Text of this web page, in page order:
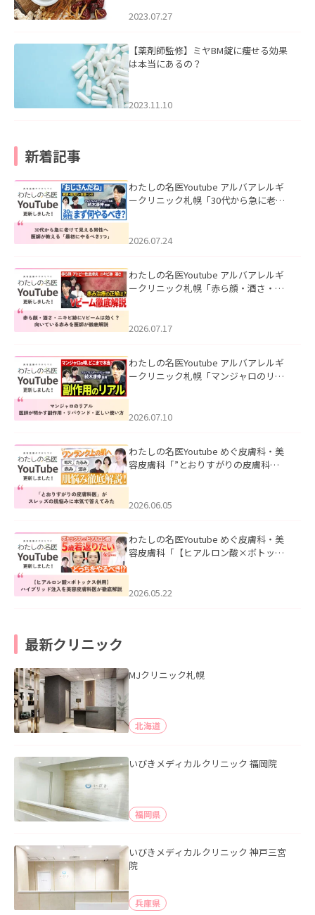
2023.07.27
【薬剤師監修】ミヤBM錠に痩せる効果
は本当にあるの？
2023.11.10
新着記事
わたしの名医Youtube アルバアレルギ
ークリニック札幌「30代から急に老け
た。
2026.07.24
わたしの名医Youtube アルバアレルギ
ークリニック札幌「赤ら顔・酒さ・ニ
した。
2026.07.17
わたしの名医Youtube アルバアレルギ
ークリニック札幌「マンジャロのリア
た。
2026.07.10
わたしの名医Youtube めぐ皮膚科・美
容皮膚科「”とおりすがりの皮膚科
2026.06.05
わたしの名医Youtube めぐ皮膚科・美
容皮膚科「【ヒアルロン酸×ボトック
た。
2026.05.22
最新クリニック
MJクリニック札幌
北海道
いびきメディカルクリニック 福岡院
福岡県
いびきメディカルクリニック 神戸三宮
院
兵庫県